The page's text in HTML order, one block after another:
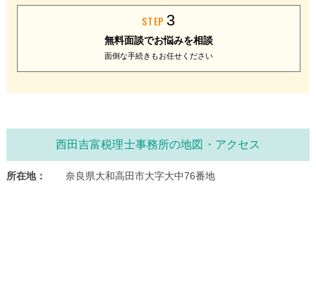
STEP 3
無料面談でお悩みを相談
面倒な手続きもお任せください
西田吉富税理士事務所の地図・アクセス
所在地： 奈良県大和高田市大字大中76番地